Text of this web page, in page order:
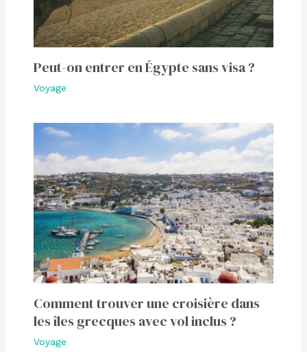
Peut-on entrer en Égypte sans visa ?
Voyage
Comment trouver une croisière dans
les îles grecques avec vol inclus ?
Voyage